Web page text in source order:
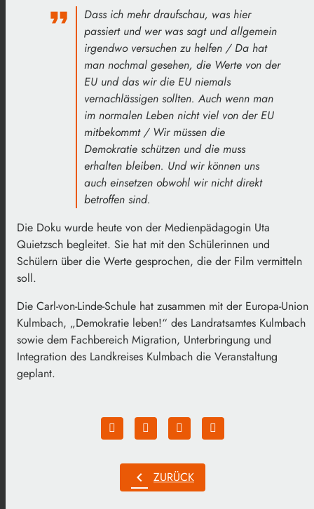
Dass ich mehr draufschau, was hier
passiert und wer was sagt und allgemein
irgendwo versuchen zu helfen / Da hat
man nochmal gesehen, die Werte von der
EU und das wir die EU niemals
vernachlässigen sollten. Auch wenn man
im normalen Leben nicht viel von der EU
mitbekommt / Wir müssen die
Demokratie schützen und die muss
erhalten bleiben. Und wir können uns
auch einsetzen obwohl wir nicht direkt
betroffen sind.
Die Doku wurde heute von der Medienpädagogin Uta
Quietzsch begleitet. Sie hat mit den Schülerinnen und
Schülern über die Werte gesprochen, die der Film vermitteln
soll.
Die Carl-von-Linde-Schule hat zusammen mit der Europa-Union
Kulmbach, „Demokratie leben!“ des Landratsamtes Kulmbach
sowie dem Fachbereich Migration, Unterbringung und
Integration des Landkreises Kulmbach die Veranstaltung
geplant.
chevron_left ZURÜCK